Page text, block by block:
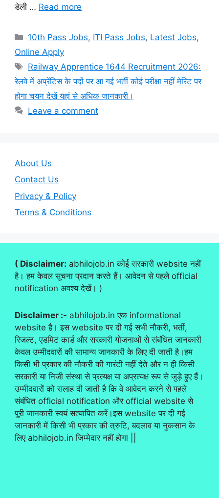
डेली … Read more
Categories
10th Pass Jobs, ITI Pass Jobs, Latest Jobs,
Online Apply
Tags
Railway Apprentice 1644 Recruitment 2026:
रेलवे में अप्रेंटिस के पदों पर आ गई भर्ती कोई परीक्षा नहीं मेरिट पर
होगा चयन देखें यहां से अधिक जानकारी।
Leave a comment
About Us
Contact Us
Privacy & Policy
Terms & Conditions
( Disclaimer: abhilojob.in कोई सरकारी website नहीं
है। हम केवल सूचना प्रदान करते हैं। आवेदन से पहले official
notification अवश्य देखें। )
Disclaimer :- abhilojob.in एक informational
website है। इस website पर दी गई सभी नौकरी, भर्ती,
रिजल्ट, एडमिट कार्ड और सरकारी योजनाओं से संबंधित जानकारी
केवल उम्मीदवारों की सामान्य जानकारी के लिए दी जाती है।हम
किसी भी प्रकार की नौकरी की गारंटी नहीं देते और न ही किसी
सरकारी या निजी संस्था से प्रत्यक्ष या अप्रत्यक्ष रूप से जुड़े हुए हैं।
उम्मीदवारों को सलाह दी जाती है कि वे आवेदन करने से पहले
संबंधित official notification और official website से
पूरी जानकारी स्वयं सत्यापित करें।इस website पर दी गई
जानकारी में किसी भी प्रकार की त्रुटि, बदलाव या नुकसान के
लिए abhilojob.in जिम्मेदार नहीं होगा ||